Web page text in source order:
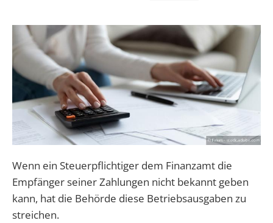
Wenn ein Steuerpflichtiger dem Finanzamt die
Empfänger seiner Zahlungen nicht bekannt geben
kann, hat die Behörde diese Betriebsausgaben zu
streichen.